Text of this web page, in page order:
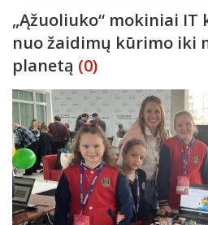
„Ąžuoliuko“ mokiniai IT
nuo žaidimų kūrimo iki
planetą (0)